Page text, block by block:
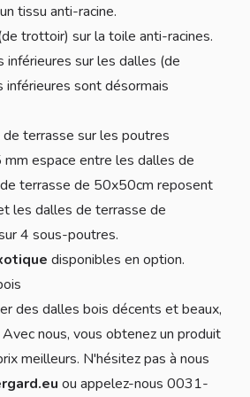
tissu anti-racine.
trottoir) sur la toile anti-racines.
inférieures sur les dalles (de
sont désormais
terrasse sur les poutres
mm espace entre les dalles de
terrasse de 50x50cm reposent
les dalles de terrasse de
4 sous-poutres.
disponibles en option.
des dalles bois décents et beaux,
nous, vous obtenez un produit
meilleurs. N'hésitez pas à nous
ou appelez-nous 0031-